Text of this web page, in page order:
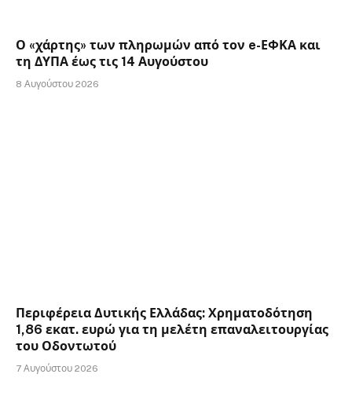
Ο «χάρτης» των πληρωμών από τον e-ΕΦΚΑ και
τη ΔΥΠΑ έως τις 14 Αυγούστου
8 Αυγούστου 2026
Περιφέρεια Δυτικής Ελλάδας: Χρηματοδότηση
1,86 εκατ. ευρώ για τη μελέτη επαναλειτουργίας
του Οδοντωτού
7 Αυγούστου 2026